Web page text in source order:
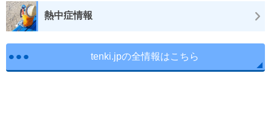
熱中症情報
tenki.jpの全情報はこちら